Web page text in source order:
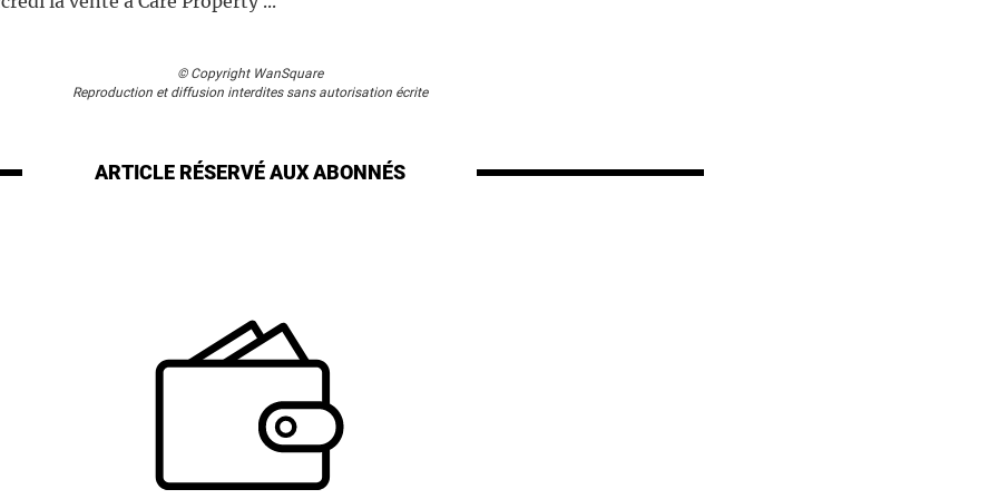
© Copyright WanSquare
Reproduction et diffusion interdites sans autorisation écrite
ARTICLE RÉSERVÉAUX ABONNÉS